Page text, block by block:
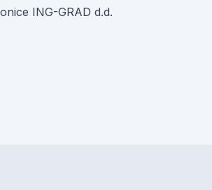
ING-GRAD d.d.